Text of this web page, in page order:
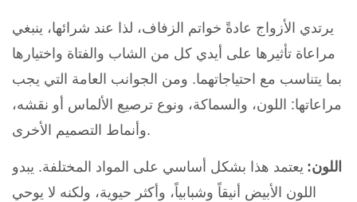
يرتدي الأزواج عادةً خواتم الزفاف، لذا عند شرائها، ينبغي
مراعاة تأثيرها على أيدي كل من الشاب والفتاة واختيارها
بما يتناسب مع احتياجاتهما. ومن الجوانب العامة التي يجب
مراعاتها: اللون، والسماكة، ونوع ترصيع الألماس أو نقشه،
وأنماط التصميم الأخرى.
اللون: يعتمد هذا بشكل أساسي على المواد المختلفة. يبدو
اللون الأبيض أنيقاً وشبابياً، وأكثر حيوية، ولكنه لا يوحي